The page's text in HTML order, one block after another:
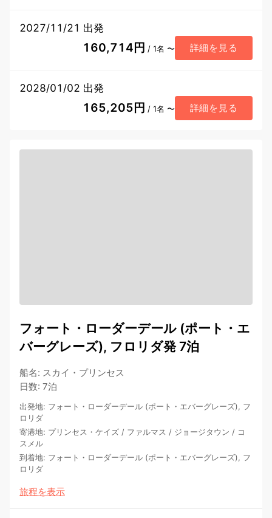
2027/11/21 出発
160,714円 / 1名 〜 詳細を見る
2028/01/02 出発
165,205円 / 1名 〜 詳細を見る
フォート・ローダーデール (ポート・エ
バーグレーズ), フロリダ発 7泊
船名: スカイ・プリンセス
日数: 7泊
出発地: フォート・ローダーデール (ポート・エバーグレーズ), フ
ロリダ
寄港地: プリンセス・ケイズ / ファルマス / ジョージタウン / コ
スメル
到着地: フォート・ローダーデール (ポート・エバーグレーズ), フ
ロリダ
旅程を表示